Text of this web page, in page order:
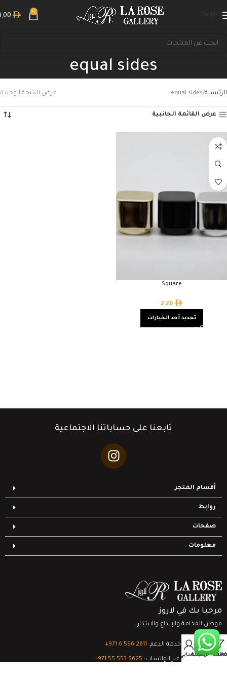
0
equal sides
الرئيسية equal sides عرض النتيجة الوحيدة
عرض القائمة الجانبية
Square
2,20
تحديد أحد الخيارات
تابعنا على حساباتنا الاجتماعية
أقسام المتجر
روابط
صفحات
معلومات
مرحبا بك في لاروز
موطن الفخامة والإبداع والابتكار
تواصل مع خدمة الدعم: ‎+971 6 556 2611
الدعم الفني عبر الواتساب: ‎+971 55 553 5625
قائمة الرغبات
0
السلةحسابي